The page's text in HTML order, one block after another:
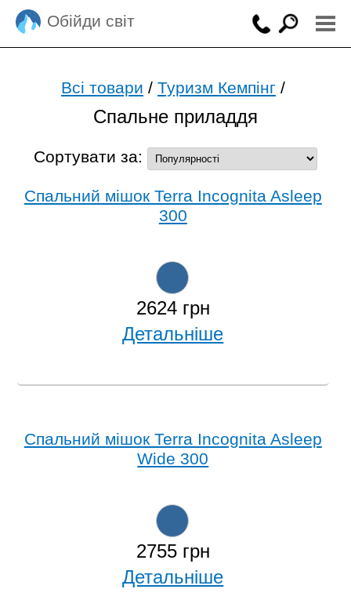
Обійди світ
Всі товари / Туризм Кемпінг /
Спальне приладдя
Сортувати за:
Спальний мішок Terra Incognita Asleep
300
2624 грн
Детальніше
Спальний мішок Terra Incognita Asleep
Wide 300
2755 грн
Детальніше